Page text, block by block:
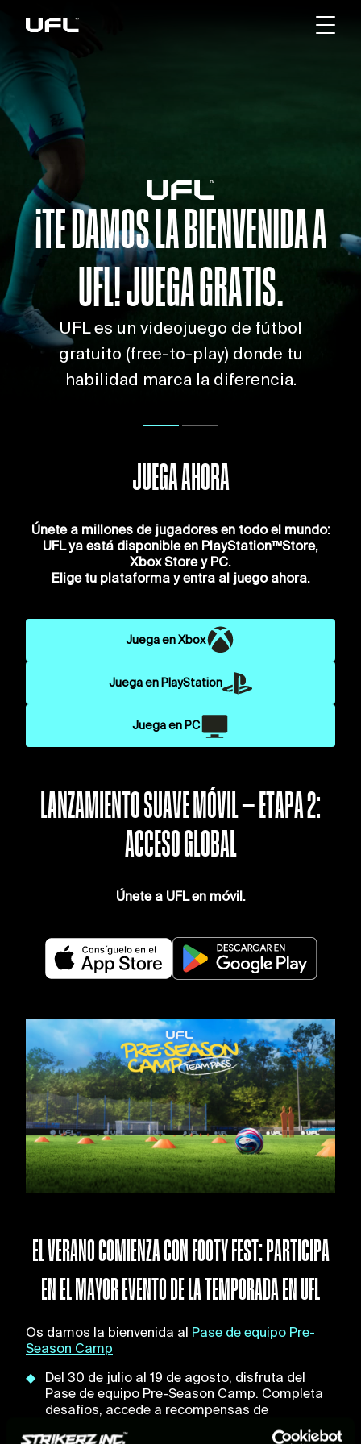
¡TE DAMOS LA BIENVENIDA A
UFL! JUEGA GRATIS.
UFL es un videojuego de fútbol
gratuito (free-to-play) donde tu
habilidad marca la diferencia.
JUEGA AHORA
Únete a millones de jugadores en todo el mundo:
UFL ya está disponible en PlayStation™Store,
Xbox Store y PC.
Elige tu plataforma y entra al juego ahora.
Juega en Xbox
Juega en PlayStation
Juega en PC
LANZAMIENTO SUAVE MÓVIL — ETAPA 2:
ACCESO GLOBAL
Únete a UFL en móvil.
EL VERANO COMIENZA CON FOOTY FEST: PARTICIPA
EN EL MAYOR EVENTO DE LA TEMPORADA EN UFL
Os damos la bienvenida alPase de equipo Pre-
Season Camp
Del 30 de julio al 19 de agosto, disfruta del
Pase de equipo Pre-Season Camp. Completa
desafíos, accede a recompensas de
personalización temáticas y refuerza tu